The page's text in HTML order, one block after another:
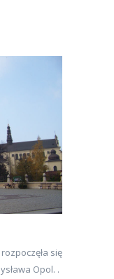
się
Opol. .